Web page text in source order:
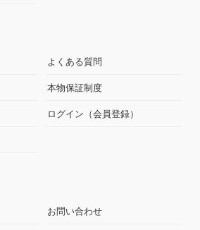
よくある質問
本物保証制度
ログイン（会員登録）
お問い合わせ